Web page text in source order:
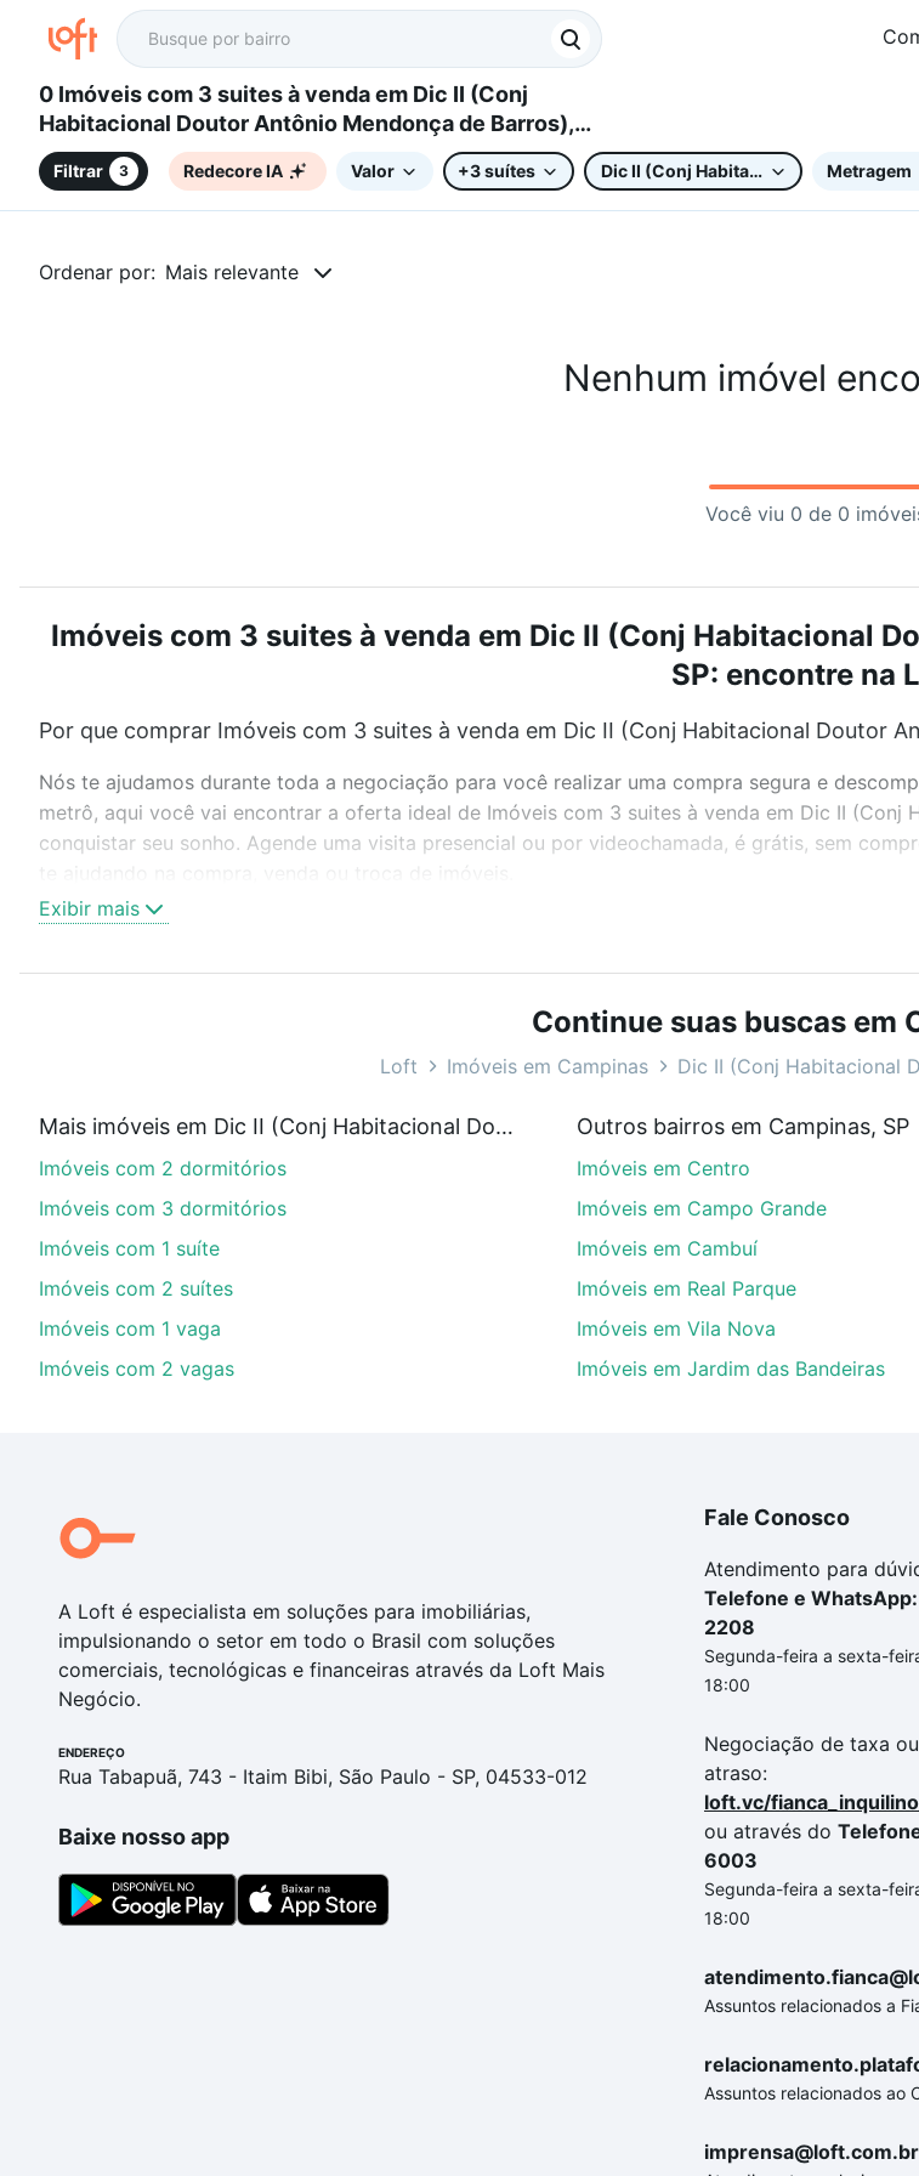
0 Imóveis com 3 suites à venda em Dic II (Conj
Habitacional Doutor Antônio Mendonça de Barros),
Campinas, SP
Filtrar 3 Redecore IA Valor +3 suítes Dic II (Conj Habitacional DoutorMetragem
Ordenar por: Mais relevante
Nenhum imóvel
Você viu 0 de 0
Imóveis com 3 suites à venda em Dic II (Conj Habitacional
SP: encontre na
Por que comprar Imóveis com 3 suites à venda em Dic II (Conj Habitacional Doutor
Nós te ajudamos durante toda a negociação para você realizar uma compra segura e
metrô, aqui você vai encontrar a oferta ideal de Imóveis com 3 suites à venda em Dic II (Conj
conquistar seu sonho. Agende uma visita presencial ou por videochamada, é grátis, sem
Como escolher um imóvel?
Use barra de busca no topo para pesquisar por ruas, bairros e até condomínios favoritos.
ou sem vaga de garagem para combinar perfeitamente com o preço, metragem e
Imóveis com 3 suites à venda em Dic II (Conj Habitacional Doutor Antônio Mendonça de
Aqui na Loft temos a oferta ideal para você, com Imóveis com 3 suites à venda em Dic II
custam a partir de R$ 0 e com nossas opções de financiamento imobiliário as parcelas
envolvidos no processo de compra, veja em nosso portal
quanto custa comprar um
Exibir mais
Continue suas buscas em
Loft Imóveis em Campinas Dic II (Conj Habitacional
Mais imóveis em Dic II (Conj Habitacional Doutor Antônio Mendonça de Barros)
Imóveis com 2 dormitórios
Imóveis com 3 dormitórios
Imóveis com 1 suíte
Imóveis com 2 suítes
Imóveis com 1 vaga
Imóveis com 2 vagas
Outros bairros em Campinas, SP
Imóveis em Centro
Imóveis em Campo Grande
Imóveis em Cambuí
Imóveis em Real Parque
Imóveis em Vila Nova
Imóveis em Jardim das Bandeiras
A Loft é especialista em soluções para imobiliárias,
impulsionando o setor em todo o Brasil com soluções
comerciais, tecnológicas e financeiras através da Loft Mais
Negócio.
ENDEREÇO
Rua Tabapuã, 743 - Itaim Bibi, São Paulo - SP, 04533-012
Baixe nosso app
Fale Conosco
Atendimento para
Telefone e
2208
Segunda-feira a sexta-
18:00
Negociação de taxa
atraso:
loft.vc/
ou através do
6003
Segunda-feira a sexta-
18:00
Assuntos relacionados a
Assuntos relacionados ao
imprensa@loft.com.br